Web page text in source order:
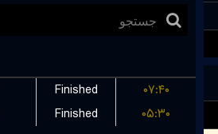
Finished
۰۷:۴۰
Finished
۰۵:۳۰